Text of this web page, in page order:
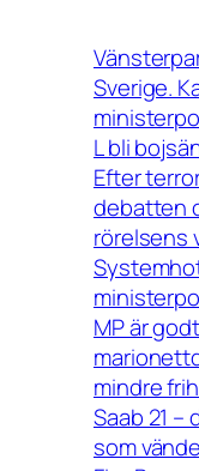
Sverige.
L bli
Efter
debatten
rörelsens
MP är
mindre
Saab 21
som